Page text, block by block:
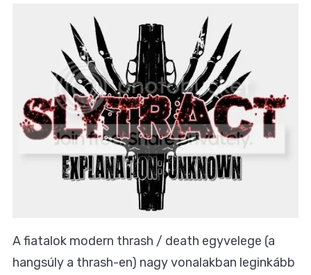
A fiatalok modern thrash / death egyvelege (a
hangsúly a thrash-en) nagy vonalakban leginkább